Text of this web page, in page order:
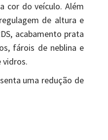
cor do veículo. Além
de altura e
acabamento prata
fárois de neblina e
vidros.
uma redução de